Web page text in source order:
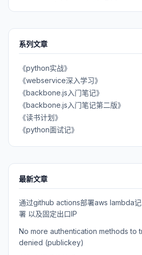
系列文章
《python实战》
《webservice深入学习》
《backbone.js入门笔记》
《backbone.js入门笔记第二版》
《读书计划》
《python面试记》
最新文章
通过github actions部署aws lambda
署 以及固定出口IP
No more authentication methods to
denied (publickey)